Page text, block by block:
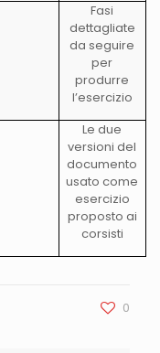
Fasi
dettagliate
da seguire
per
produrre
l’esercizio
Le due
versioni del
documento
usato come
esercizio
proposto ai
corsisti
0